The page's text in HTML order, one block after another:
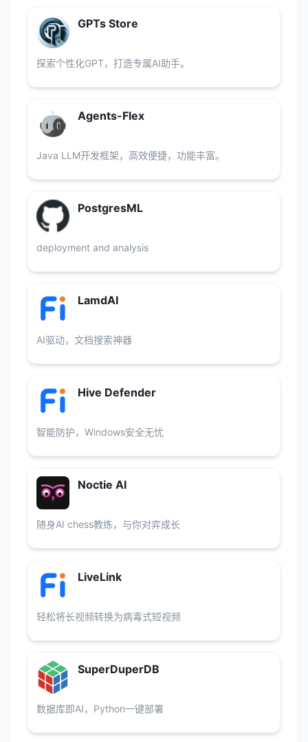
GPTs Store
探索个性化GPT，打造专属AI助手。
Agents-Flex
Java LLM开发框架，高效便捷，功能丰富。
PostgresML
deployment and analysis
LamdAI
AI驱动，文档搜索神器
Hive Defender
智能防护，Windows安全无忧
Noctie AI
随身AI chess教练，与你对弈成长
LiveLink
轻松将长视频转换为病毒式短视频
SuperDuperDB
数据库即AI，Python一键部署